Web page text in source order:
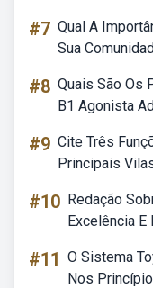
#7 Qual A
Sua
#8 Quais São Os
B1 Agonista
#9 Cite Três
Principais
#10 Redação
Excelência
#11 O Sistema
Nos